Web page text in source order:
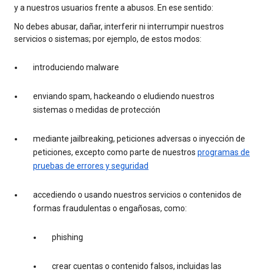
y a nuestros usuarios frente a abusos. En ese sentido:
No debes abusar, dañar, interferir ni interrumpir nuestros
servicios o sistemas; por ejemplo, de estos modos:
introduciendo malware
enviando spam, hackeando o eludiendo nuestros
sistemas o medidas de protección
mediante jailbreaking, peticiones adversas o inyección de
peticiones, excepto como parte de nuestros programas de
pruebas de errores y seguridad
accediendo o usando nuestros servicios o contenidos de
formas fraudulentas o engañosas, como:
phishing
crear cuentas o contenido falsos, incluidas las